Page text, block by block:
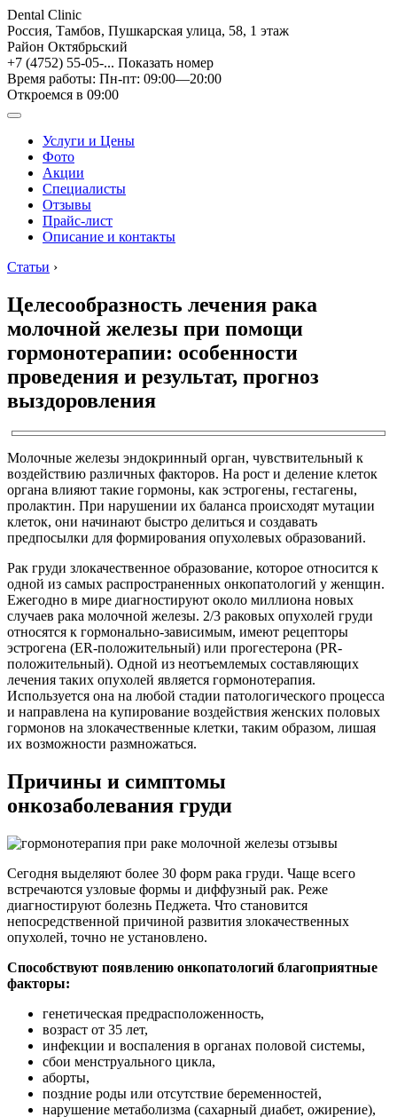
Dental Clinic
Россия, Тамбов, Пушкарская улица, 58, 1 этаж
Район Октябрьский
+7 (4752) 55-05-... Показать номер
Время работы: Пн-пт: 09:00—20:00
Откроемся в 09:00
Услуги и Цены
Фото
Акции
Специалисты
Отзывы
Прайс-лист
Описание и контакты
Статьи ›
Целесообразность лечения рака
молочной железы при помощи
гормонотерапии: особенности
проведения и результат, прогноз
выздоровления
Молочные железы эндокринный орган, чувствительный к
воздействию различных факторов. На рост и деление клеток
органа влияют такие гормоны, как эстрогены, гестагены,
пролактин. При нарушении их баланса происходят мутации
клеток, они начинают быстро делиться и создавать
предпосылки для формирования опухолевых образований.
Рак груди злокачественное образование, которое относится к
одной из самых распространенных онкопатологий у женщин.
Ежегодно в мире диагностируют около миллиона новых
случаев рака молочной железы. 2/3 раковых опухолей груди
относятся к гормонально-зависимым, имеют рецепторы
эстрогена (ER-положительный) или прогестерона (PR-
положительный). Одной из неотъемлемых составляющих
лечения таких опухолей является гормонотерапия.
Используется она на любой стадии патологического процесса
и направлена на купирование воздействия женских половых
гормонов на злокачественные клетки, таким образом, лишая
их возможности размножаться.
Причины и симптомы
онкозаболевания груди
Сегодня выделяют более 30 форм рака груди. Чаще всего
встречаются узловые формы и диффузный рак. Реже
диагностируют болезнь Педжета. Что становится
непосредственной причиной развития злокачественных
опухолей, точно не установлено.
Способствуют появлению онкопатологий благоприятные
факторы:
генетическая предрасположенность,
возраст от 35 лет,
инфекции и воспаления в органах половой системы,
сбои менструального цикла,
аборты,
поздние роды или отсутствие беременностей,
нарушение метаболизма (сахарный диабет, ожирение),